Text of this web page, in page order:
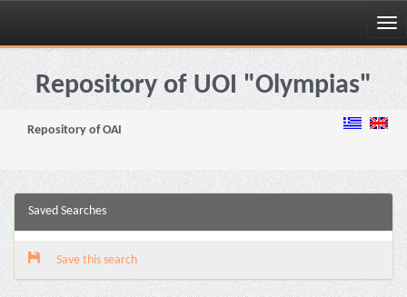
Skip
navigationRepository of UOI "Olympias"
Repository of OAI
Saved Searches
Save this search